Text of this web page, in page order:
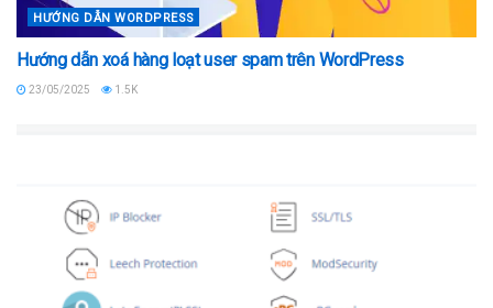
HƯỚNG DẪN WORDPRESS
Hướng dẫn xoá hàng loạt user spam trên WordPress
23/05/2025 1.5K